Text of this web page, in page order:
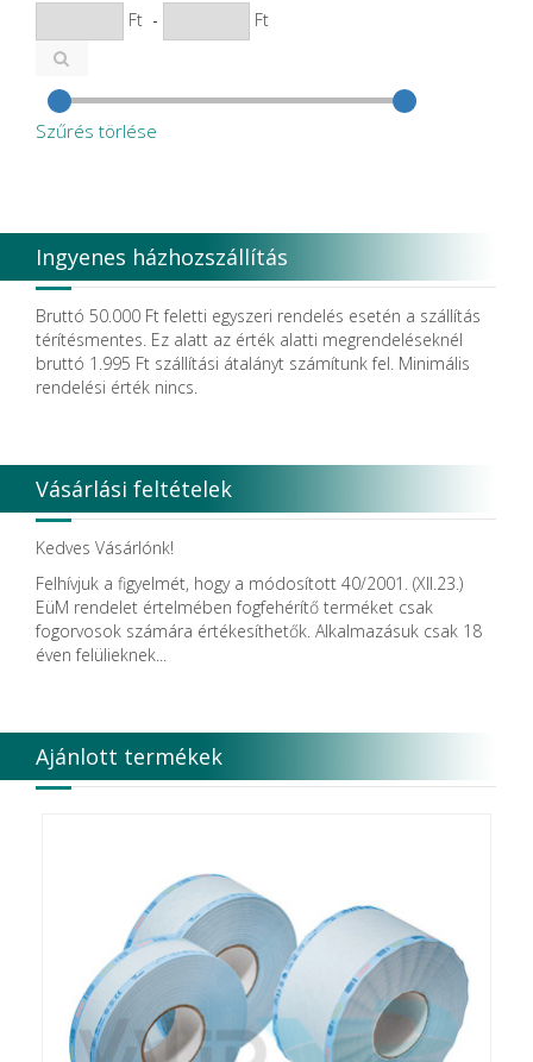
Ft - Ft
Szűrés törlése
Ingyenes házhozszállítás
Bruttó 50.000 Ft feletti egyszeri rendelés esetén a szállítás
térítésmentes. Ez alatt az érték alatti megrendeléseknél
bruttó 1.995 Ft szállítási átalányt számítunk fel. Minimális
rendelési érték nincs.
Vásárlási feltételek
Kedves Vásárlónk!
Felhívjuk a figyelmét, hogy a módosított 40/2001. (XII.23.)
EüM rendelet értelmében fogfehérítő terméket csak
fogorvosok számára értékesíthetők. Alkalmazásuk csak 18
éven felülieknek...
Ajánlott termékek